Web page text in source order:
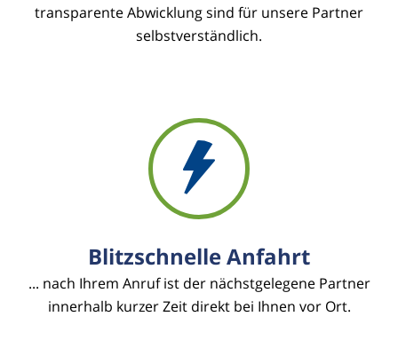
transparente Abwicklung sind für unsere Partner
selbstverständlich.
Blitzschnelle Anfahrt
... nach Ihrem Anruf ist der nächstgelegene Partner
innerhalb kurzer Zeit direkt bei Ihnen vor Ort.